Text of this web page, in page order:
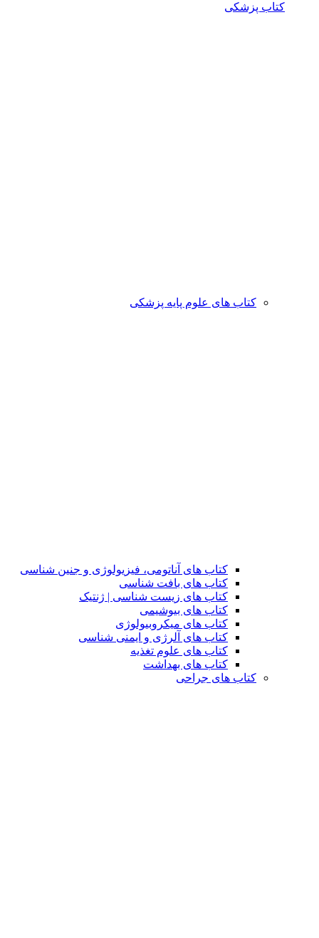
کتاب پزشکی
کتاب های علوم پایه پزشکی
کتاب های آناتومی، فیزیولوژی و جنین شناسی
کتاب های بافت شناسی
کتاب های زیست شناسی | ژنتیک
کتاب های بیوشیمی
کتاب های میکروبیولوژی
کتاب های آلرژی و ایمنی شناسی
کتاب های علوم تغذیه
کتاب های بهداشت
کتاب های جراحی